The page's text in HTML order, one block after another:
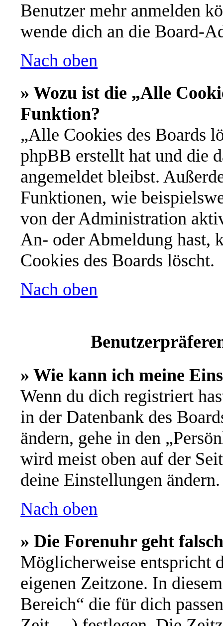
Benutzer mehr anmelden
wende dich an die Board-
Nach oben
» Wozu ist die „Alle
Funktion?
„Alle Cookies des Boards
phpBB erstellt hat und die
angemeldet bleibst.
Funktionen, wie
von der Administration
An- oder Abmeldung hast,
Cookies des Boards löscht.
Nach oben
» Wie kann ich meine
Wenn du dich registriert
in der Datenbank des
ändern, gehe in den
wird meist oben auf der
deine Einstellungen ändern.
Nach oben
» Die Forenuhr geht
Möglicherweise entspricht
eigenen Zeitzone. In
Bereich“ die für dich